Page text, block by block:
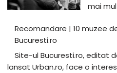
mai
Recomandare | 10 muzee
Bucuresti.ro
Site-ul Bucuresti.ro, editat
lansat Urban.ro, face o